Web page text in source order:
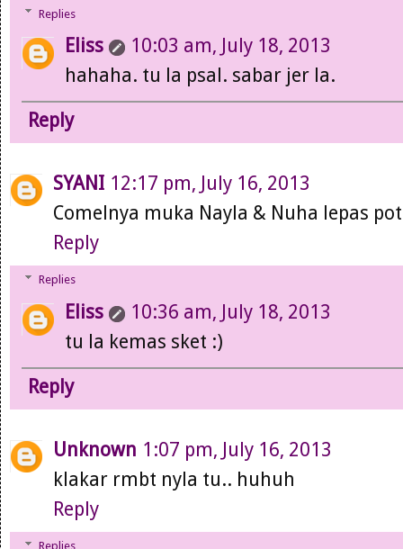
Replies
Eliss
10:03 am, July 18, 2013
hahaha. tu la psal. sabar jer la.
Reply
SYANI 12:17 pm, July 16, 2013
Comelnya muka Nayla & Nuha lepas
Reply
Replies
Eliss
10:36 am, July 18, 2013
tu la kemas sket :)
Reply
Unknown 1:07 pm, July 16, 2013
klakar rmbt nyla tu.. huhuh
Reply
Replies